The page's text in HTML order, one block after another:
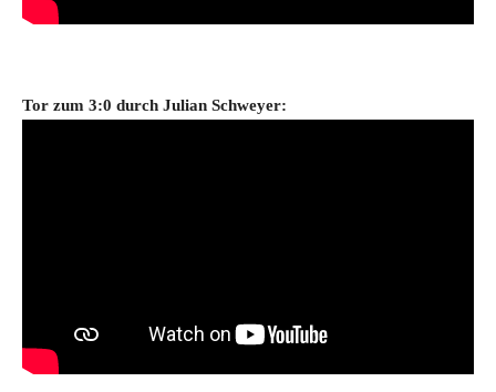
Tor zum 3:0 durch Julian Schweyer: